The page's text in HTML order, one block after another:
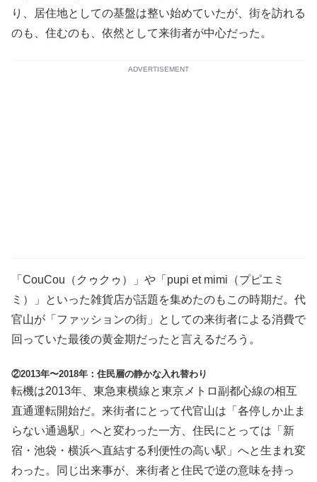
り、居住地としての基盤は整い始めていたが、街を訪れる
のも、住むのも、依然として来街者が中心だった。
ADVERTISEMENT
「CouCou（クゥクゥ）」や「pupi et mimi（プピエミ
ミ）」といった雑貨店が話題を集めたのもこの時期だ。代
官山が「ファッションの街」としての来街者による消費で
回っていた最後の黄金期だったと言えるだろう。
②2013年〜2018年：住民層の静かな入れ替わり
転機は2013年、東急東横線と東京メトロ副都心線の相互
直通運転開始だ。来街者にとって代官山は「各停しか止ま
らない通過駅」へと変わった一方、住民にとっては「新
宿・池袋・横浜へ直結する利便性の高い駅」へと生まれ変
わった。同じ出来事が、来街者と住民で逆の意味を持っ